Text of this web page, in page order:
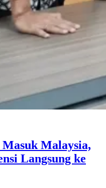
Malaysia,
Langsung ke